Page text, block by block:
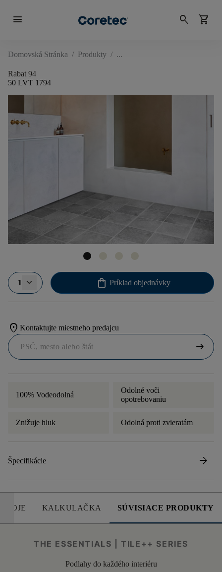
menu search shopping_cart
Domovská Stránka / Produkty /
Rabat 94
50 LVT 1794
1 shopping_bag Príklad objednávky
location_on Kontaktujte miestneho predajcu
arrow_right_alt
100% Vodeodolná
Odolné voči
opotrebovaniu
Znižuje hluk Odolná proti zvieratám
Špecifikácie arrow_forward
KALKULAČKA SÚVISIACE PRODUKTY
THE ESSENTIALS | TILE++ SERIES
Podlahy do každého interiéru